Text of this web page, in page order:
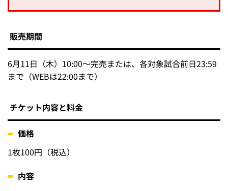
販売期間
6月11日（木）10:00～完売または、各対象試合前日23:59
まで（WEBは22:00まで）
チケット内容と料金
価格
1枚100円（税込）
内容